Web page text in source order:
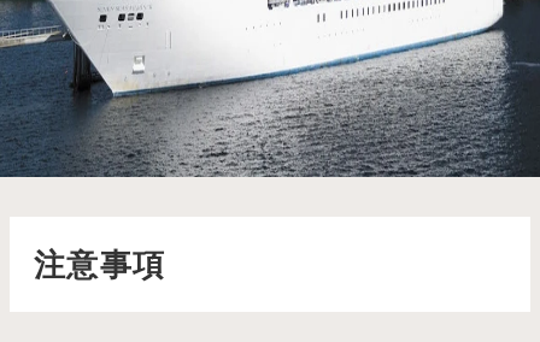
七海水手號 Seven Seas Mariner
七海水手號散發著典雅的氣息，從美味的查特魯酒吧佳餚到優雅
的鑑賞家俱樂部氛圍，每一處都彰顯著非凡品味
了解更多
注意事項